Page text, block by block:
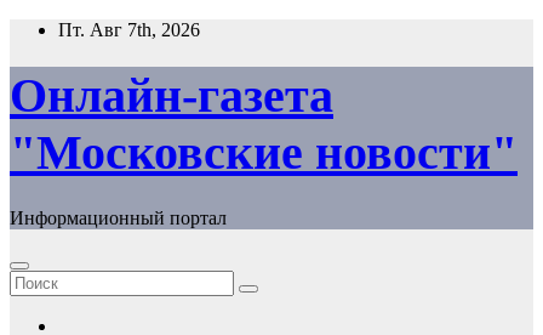
Перейти
содержимому
Пт. Авг 7th, 2026
Онлайн-газета
"Московские новости"
Информационный портал